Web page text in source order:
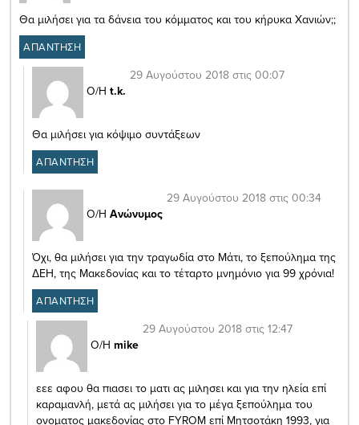
Θα μιλήσει για τα δάνεια του κόμματος και του κήρυκα Χανιών;;
ΑΠΑΝΤΗΣΗ
Ο/Η t.k.
29 Αυγούστου 2018 στις 00:07
Θα μιλήσει για κόψιμο συντάξεων
ΑΠΑΝΤΗΣΗ
Ο/Η Ανώνυμος
29 Αυγούστου 2018 στις 00:34
Όχι, θα μιλήσει για την τραγωδία στο Μάτι, το ξεπούλημα της
ΔΕΗ, της Μακεδονίας και το τέταρτο μνημόνιο για 99 χρόνια!
ΑΠΑΝΤΗΣΗ
Ο/Η mike
29 Αυγούστου 2018 στις 12:47
εεε αφου θα πιασει το ματι ας μιλησει και για την ηλεία επί
καραμανλή, μετά ας μιλήσει για το μέγα ξεπούλημα του
ονοματος μακεδονίας στο FYROM επί Μητσοτάκη 1993, για